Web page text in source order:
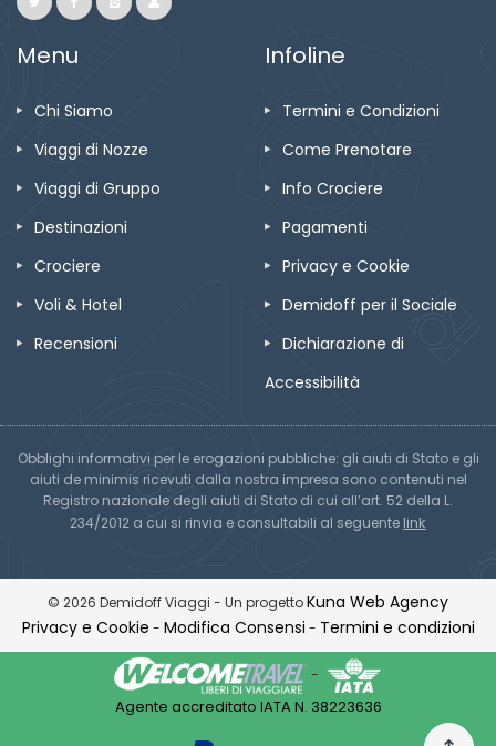
Menu
Chi Siamo
Viaggi di Nozze
Viaggi di Gruppo
Destinazioni
Crociere
Voli & Hotel
Recensioni
Infoline
Termini e Condizioni
Come Prenotare
Info Crociere
Pagamenti
Privacy e Cookie
Demidoff per il Sociale
Dichiarazione di
Accessibilità
Obblighi informativi per le erogazioni pubbliche: gli aiuti di Stato e gli
aiuti de minimis ricevuti dalla nostra impresa sono contenuti nel
Registro nazionale degli aiuti di Stato di cui all’art. 52 della L.
234/2012 a cui si rinvia e consultabili al seguente link
© 2026 Demidoff Viaggi - Un progettoKuna Web Agency
Privacy e Cookie - Modifica Consensi - Termini e condizioni
-
Agente accreditato IATA N. 38223636